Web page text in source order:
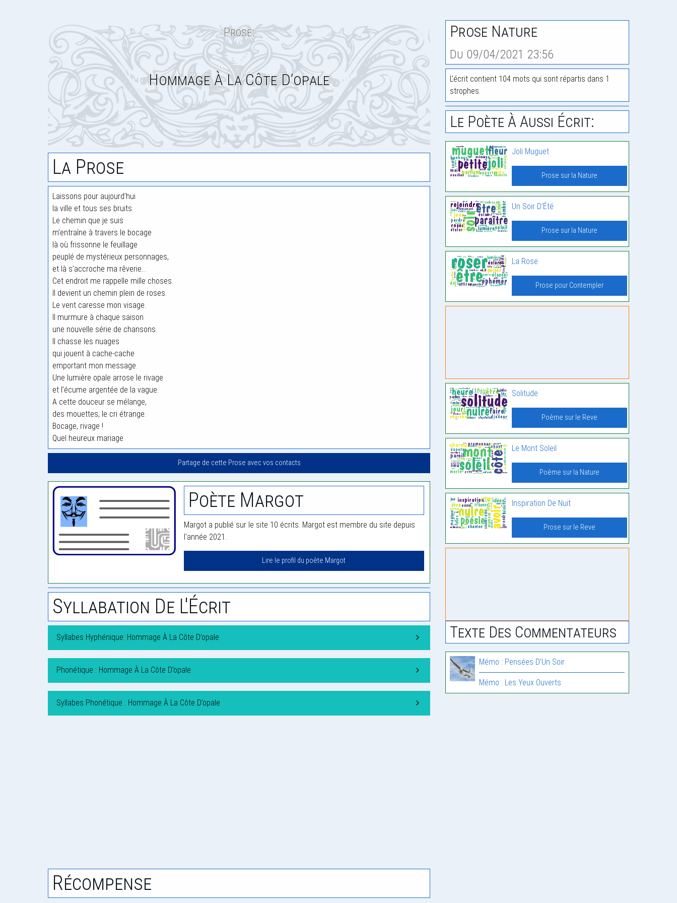
Prose:
Hommage À La Côte D’opale
La Prose
Laissons pour aujourd’hui
la ville et tous ses bruits.
Le chemin que je suis
m’entraîne à travers le bocage
là où frissonne le feuillage
peuplé de mystérieux personnages,
et là s’accroche ma rêverie…
Cet endroit me rappelle mille choses.
Il devient un chemin plein de roses.
Le vent caresse mon visage.
Il murmure à chaque saison
une nouvelle série de chansons.
Il chasse les nuages
qui jouent à cache-cache
emportant mon message.
Une lumière opale arrose le rivage
et l’écume argentée de la vague.
A cette douceur se mélange,
des mouettes, le cri étrange.
Bocage, rivage !
Quel heureux mariage
Partage de cette Prose avec vos contacts
Poète Margot
Margot a publié sur le site 10 écrits. Margot est membre du site depuis
l'année 2021.
Lire le profil du poète Margot
Syllabation De L'Écrit
Syllabes Hyphénique: Hommage À La Côte D’opale
Phonétique : Hommage À La Côte D’opale
Syllabes Phonétique : Hommage À La Côte D’opale
Récompense
Prose Nature
Du 09/04/2021 23:56
L'écrit contient 104 mots qui sont répartis dans 1
strophes.
Le Poète À Aussi Écrit:
Joli Muguet
Prose sur la Nature
Un Soir D’Été
Prose sur la Nature
La Rose
Prose pour Contempler
Solitude
Poème sur le Reve
Le Mont Soleil
Poème sur la Nature
Inspiration De Nuit
Prose sur le Reve
Texte Des Commentateurs
Mémo : Pensées D’Un Soir
Mémo : Les Yeux Ouverts